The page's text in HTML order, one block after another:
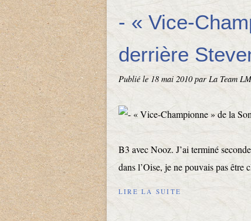
- « Vice-
derrière
Publié le 18 mai 2010par La Team
B3 avec Nooz. J’ai terminé
dans l’Oise, je ne pouvais pas être
LIRE LA SUITE